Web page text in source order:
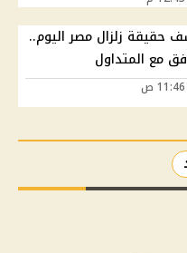
حقيقة زلزال مصر اليوم..
مع المتداول